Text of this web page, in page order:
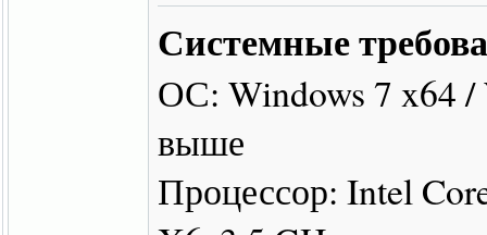
Системные
ОС: Windows 7 x64 /
выше
Процессор: Intel